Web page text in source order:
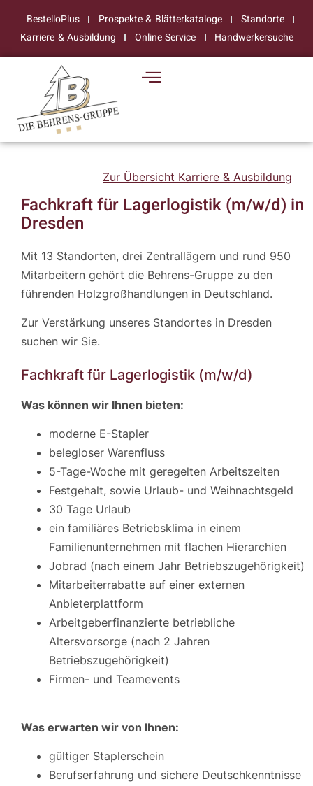
BestelloPlus Prospekte & Blätterkataloge
Standorte
Karriere & Ausbildung
Online Service Handwerkersuche
Zur Übersicht Karriere & Ausbildung
Fachkraft für Lagerlogistik (m/w/d) in
Dresden
Mit 13 Standorten, drei Zentrallägern und rund 950
Mitarbeitern gehört die Behrens-Gruppe zu den
führenden Holzgroßhandlungen in Deutschland.
Zur Verstärkung unseres Standortes in Dresden
suchen wir Sie.
Fachkraft für Lagerlogistik (m/w/d)
Was können wir Ihnen bieten:
moderne E-Stapler
belegloser Warenfluss
5-Tage-Woche mit geregelten Arbeitszeiten
Festgehalt, sowie Urlaub- und Weihnachtsgeld
30 Tage Urlaub
ein familiäres Betriebsklima in einem
Familienunternehmen mit flachen Hierarchien
Jobrad (nach einem Jahr Betriebszugehörigkeit)
Mitarbeiterrabatte auf einer externen
Anbieterplattform
Arbeitgeberfinanzierte betriebliche
Altersvorsorge (nach 2 Jahren
Betriebszugehörigkeit)
Firmen- und Teamevents
Was erwarten wir von Ihnen:
gültiger Staplerschein
Berufserfahrung und sichere Deutschkenntnisse